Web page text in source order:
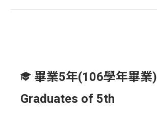
畢業5年(106學年畢業)
Graduates of 5th